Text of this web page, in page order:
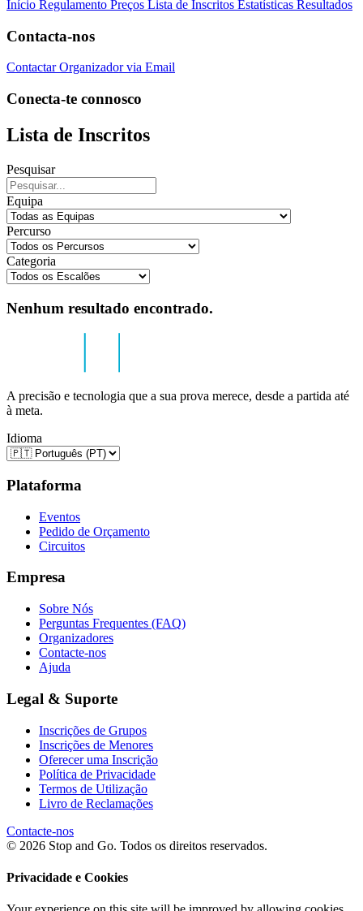
Início Regulamento Preços Lista de Inscritos Estatísticas Resultados
Contacta-nos
Contactar Organizador via Email
Conecta-te connosco
Lista de Inscritos
Pesquisar
Equipa
Percurso
Categoria
Nenhum resultado encontrado.
A precisão e tecnologia que a sua prova merece, desde a partida até
à meta.
Idioma
Plataforma
Eventos
Pedido de Orçamento
Circuitos
Empresa
Sobre Nós
Perguntas Frequentes (FAQ)
Organizadores
Contacte-nos
Ajuda
Legal & Suporte
Inscrições de Grupos
Inscrições de Menores
Oferecer uma Inscrição
Política de Privacidade
Termos de Utilização
Livro de Reclamações
Contacte-nos
© 2026 Stop and Go. Todos os direitos reservados.
Privacidade e Cookies